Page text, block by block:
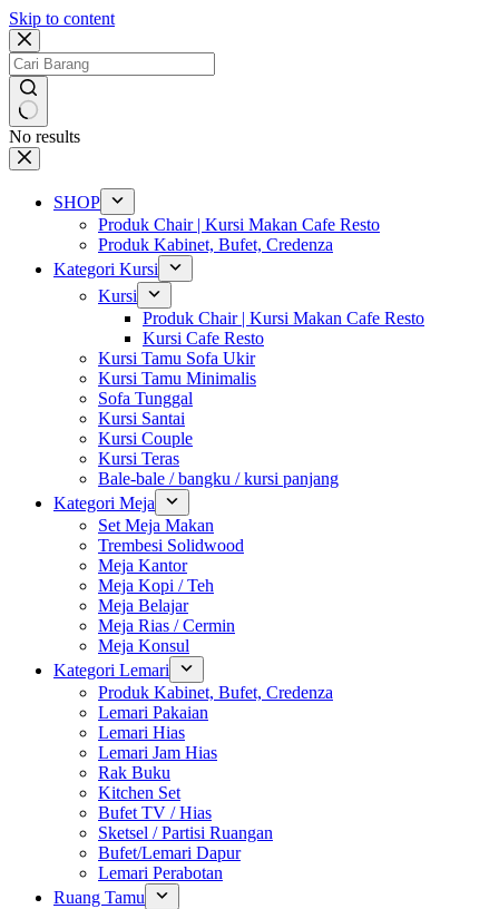
Skip to content
No results
SHOP
Produk Chair | Kursi Makan Cafe Resto
Produk Kabinet, Bufet, Credenza
Kategori Kursi
Kursi
Produk Chair | Kursi Makan Cafe Resto
Kursi Cafe Resto
Kursi Tamu Sofa Ukir
Kursi Tamu Minimalis
Sofa Tunggal
Kursi Santai
Kursi Couple
Kursi Teras
Bale-bale / bangku / kursi panjang
Kategori Meja
Set Meja Makan
Trembesi Solidwood
Meja Kantor
Meja Kopi / Teh
Meja Belajar
Meja Rias / Cermin
Meja Konsul
Kategori Lemari
Produk Kabinet, Bufet, Credenza
Lemari Pakaian
Lemari Hias
Lemari Jam Hias
Rak Buku
Kitchen Set
Bufet TV / Hias
Sketsel / Partisi Ruangan
Bufet/Lemari Dapur
Lemari Perabotan
Ruang Tamu